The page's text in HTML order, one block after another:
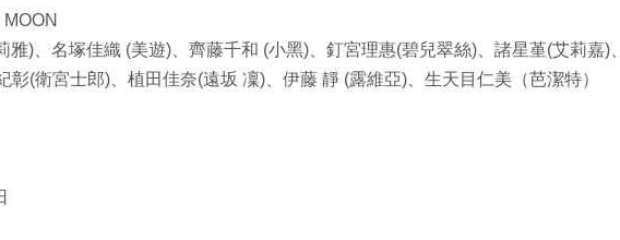
雅)、名塚佳織 (美遊)、齊藤千和 (小黑)、釘宮理惠(碧兒翠絲)、諸星堇(艾莉嘉)、
彰(衛宮士郎)、植田佳奈(遠坂 凜)、伊藤 靜 (露維亞)、生天目仁美（芭潔特）